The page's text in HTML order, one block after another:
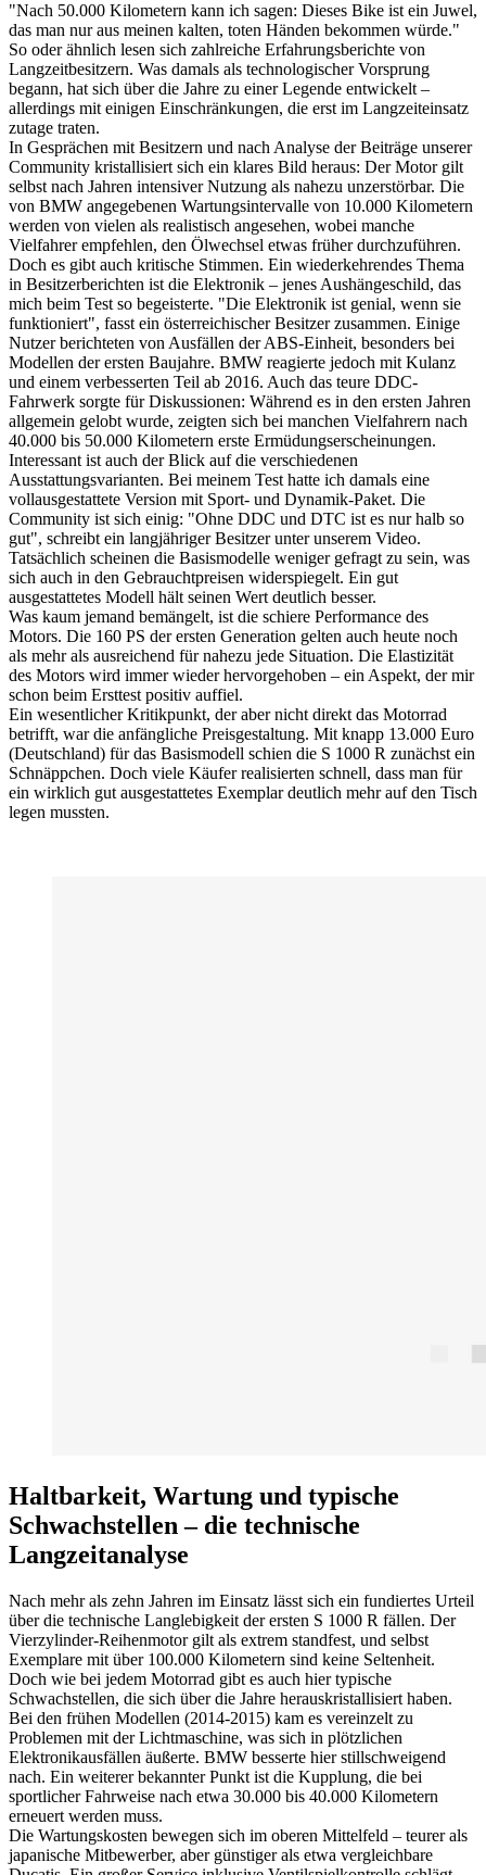
"Nach 50.000 Kilometern kann ich sagen: Dieses Bike ist ein Juwel,
das man nur aus meinen kalten, toten Händen bekommen würde."
So oder ähnlich lesen sich zahlreiche Erfahrungsberichte von
Langzeitbesitzern. Was damals als technologischer Vorsprung
begann, hat sich über die Jahre zu einer Legende entwickelt –
allerdings mit einigen Einschränkungen, die erst im Langzeiteinsatz
zutage traten.
In Gesprächen mit Besitzern und nach Analyse der Beiträge unserer
Community kristallisiert sich ein klares Bild heraus: Der Motor gilt
selbst nach Jahren intensiver Nutzung als nahezu unzerstörbar. Die
von BMW angegebenen Wartungsintervalle von 10.000 Kilometern
werden von vielen als realistisch angesehen, wobei manche
Vielfahrer empfehlen, den Ölwechsel etwas früher durchzuführen.
Doch es gibt auch kritische Stimmen. Ein wiederkehrendes Thema
in Besitzerberichten ist die Elektronik – jenes Aushängeschild, das
mich beim Test so begeisterte. "Die Elektronik ist genial, wenn sie
funktioniert", fasst ein österreichischer Besitzer zusammen. Einige
Nutzer berichteten von Ausfällen der ABS-Einheit, besonders bei
Modellen der ersten Baujahre. BMW reagierte jedoch mit Kulanz
und einem verbesserten Teil ab 2016. Auch das teure DDC-
Fahrwerk sorgte für Diskussionen: Während es in den ersten Jahren
allgemein gelobt wurde, zeigten sich bei manchen Vielfahrern nach
40.000 bis 50.000 Kilometern erste Ermüdungserscheinungen.
Interessant ist auch der Blick auf die verschiedenen
Ausstattungsvarianten. Bei meinem Test hatte ich damals eine
vollausgestattete Version mit Sport- und Dynamik-Paket. Die
Community ist sich einig: "Ohne DDC und DTC ist es nur halb so
gut", schreibt ein langjähriger Besitzer unter unserem Video.
Tatsächlich scheinen die Basismodelle weniger gefragt zu sein, was
sich auch in den Gebrauchtpreisen widerspiegelt. Ein gut
ausgestattetes Modell hält seinen Wert deutlich besser.
Was kaum jemand bemängelt, ist die schiere Performance des
Motors. Die 160 PS der ersten Generation gelten auch heute noch
als mehr als ausreichend für nahezu jede Situation. Die Elastizität
des Motors wird immer wieder hervorgehoben – ein Aspekt, der mir
schon beim Ersttest positiv auffiel.
Ein wesentlicher Kritikpunkt, der aber nicht direkt das Motorrad
betrifft, war die anfängliche Preisgestaltung. Mit knapp 13.000 Euro
(Deutschland) für das Basismodell schien die S 1000 R zunächst ein
Schnäppchen. Doch viele Käufer realisierten schnell, dass man für
ein wirklich gut ausgestattetes Exemplar deutlich mehr auf den Tisch
legen mussten.
Haltbarkeit, Wartung und typische
Schwachstellen – die technische
Langzeitanalyse
Nach mehr als zehn Jahren im Einsatz lässt sich ein fundiertes Urteil
über die technische Langlebigkeit der ersten S 1000 R fällen. Der
Vierzylinder-Reihenmotor gilt als extrem standfest, und selbst
Exemplare mit über 100.000 Kilometern sind keine Seltenheit.
Doch wie bei jedem Motorrad gibt es auch hier typische
Schwachstellen, die sich über die Jahre herauskristallisiert haben.
Bei den frühen Modellen (2014-2015) kam es vereinzelt zu
Problemen mit der Lichtmaschine, was sich in plötzlichen
Elektronikausfällen äußerte. BMW besserte hier stillschweigend
nach. Ein weiterer bekannter Punkt ist die Kupplung, die bei
sportlicher Fahrweise nach etwa 30.000 bis 40.000 Kilometern
erneuert werden muss.
Die Wartungskosten bewegen sich im oberen Mittelfeld – teurer als
japanische Mitbewerber, aber günstiger als etwa vergleichbare